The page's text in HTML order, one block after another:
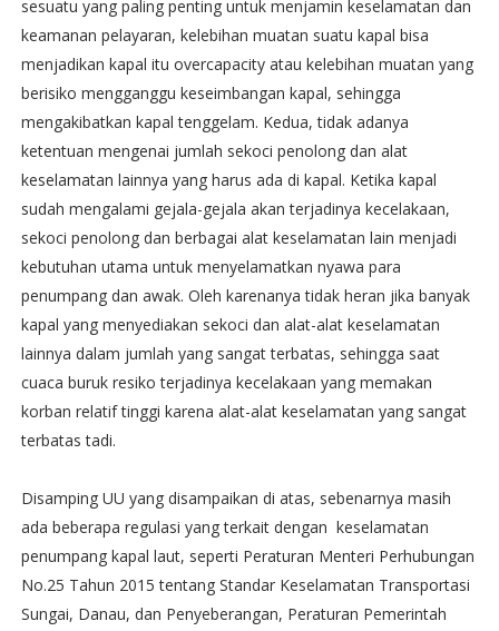
sesuatu yang paling penting untuk menjamin keselamatan dan
keamanan pelayaran, kelebihan muatan suatu kapal bisa
menjadikan kapal itu overcapacity atau kelebihan muatan yang
berisiko mengganggu keseimbangan kapal, sehingga
mengakibatkan kapal tenggelam. Kedua, tidak adanya
ketentuan mengenai jumlah sekoci penolong dan alat
keselamatan lainnya yang harus ada di kapal. Ketika kapal
sudah mengalami gejala-gejala akan terjadinya kecelakaan,
sekoci penolong dan berbagai alat keselamatan lain menjadi
kebutuhan utama untuk menyelamatkan nyawa para
penumpang dan awak. Oleh karenanya tidak heran jika banyak
kapal yang menyediakan sekoci dan alat-alat keselamatan
lainnya dalam jumlah yang sangat terbatas, sehingga saat
cuaca buruk resiko terjadinya kecelakaan yang memakan
korban relatif tinggi karena alat-alat keselamatan yang sangat
terbatas tadi.
Disamping UU yang disampaikan di atas, sebenarnya masih
ada beberapa regulasi yang terkait dengan keselamatan
penumpang kapal laut, seperti Peraturan Menteri Perhubungan
No.25 Tahun 2015 tentang Standar Keselamatan Transportasi
Sungai, Danau, dan Penyeberangan, Peraturan Pemerintah